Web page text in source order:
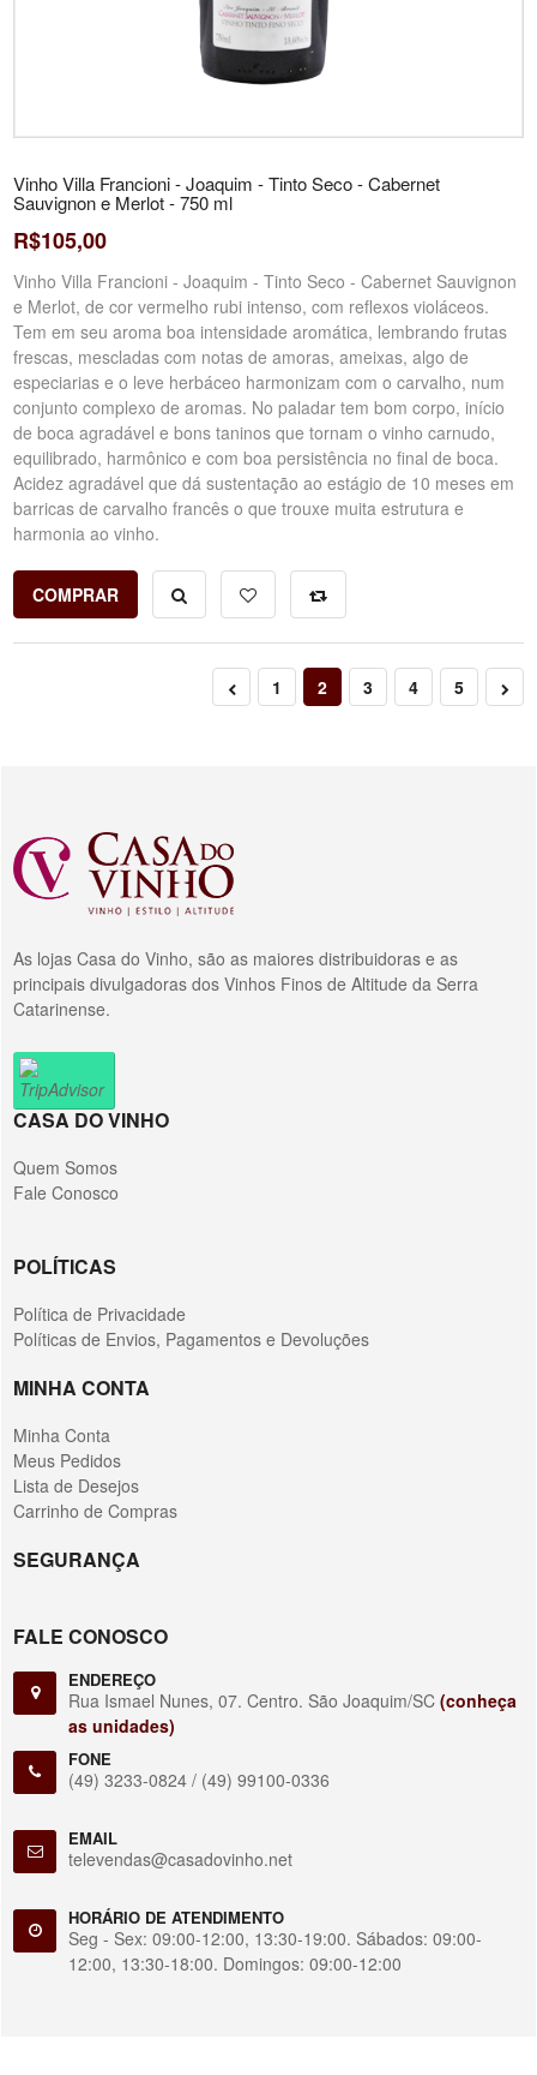
Vinho Villa Francioni - Joaquim - Tinto Seco - Cabernet
Sauvignon e Merlot - 750 ml
R$105,00
Vinho Villa Francioni - Joaquim - Tinto Seco - Cabernet Sauvignon
e Merlot, de cor vermelho rubi intenso, com reflexos violáceos.
Tem em seu aroma boa intensidade aromática, lembrando frutas
frescas, mescladas com notas de amoras, ameixas, algo de
especiarias e o leve herbáceo harmonizam com o carvalho, num
conjunto complexo de aromas. No paladar tem bom corpo, início
de boca agradável e bons taninos que tornam o vinho carnudo,
equilibrado, harmônico e com boa persistência no final de boca.
Acidez agradável que dá sustentação ao estágio de 10 meses em
barricas de carvalho francês o que trouxe muita estrutura e
harmonia ao vinho.
COMPRAR
1 2 3 4 5
As lojas Casa do Vinho, são as maiores distribuidoras e as
principais divulgadoras dos Vinhos Finos de Altitude da Serra
Catarinense.
CASA DO VINHO
Quem Somos
Fale Conosco
POLÍTICAS
Política de Privacidade
Políticas de Envios, Pagamentos e Devoluções
MINHA CONTA
Minha Conta
Meus Pedidos
Lista de Desejos
Carrinho de Compras
SEGURANÇA
FALE CONOSCO
ENDEREÇO
Rua Ismael Nunes, 07. Centro. São Joaquim/SC (conheça
as unidades)
FONE
(49) 3233-0824 / (49) 99100-0336
EMAIL
televendas@casadovinho.net
HORÁRIO DE ATENDIMENTO
Seg - Sex: 09:00-12:00, 13:30-19:00. Sábados: 09:00-
12:00, 13:30-18:00. Domingos: 09:00-12:00